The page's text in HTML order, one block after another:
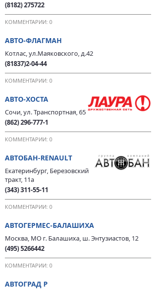
(8182) 275722
КОММЕНТАРИИ: 0
АВТО-ФЛАГМАН
Котлас, ул.Маяковского, д.42
(81837)2-04-44
КОММЕНТАРИИ: 0
АВТО-ХОСТА
Сочи, ул. Транспортная, 65
(862) 296-777-1
КОММЕНТАРИИ: 0
АВТОБАН-RENAULT
Екатеринбург, Березовский
тракт, 11а
(343) 311-55-11
КОММЕНТАРИИ: 0
АВТОГЕРМЕС-БАЛАШИХА
Москва, МО г. Балашиха, ш. Энтузиастов, 12
(495) 5266442
КОММЕНТАРИИ: 0
АВТОГРАД Р